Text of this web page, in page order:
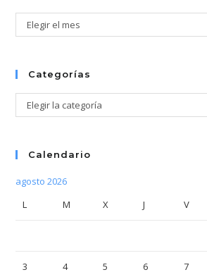
Archivos
Elegir el mes
Categorías
Categorías
Elegir la categoría
Calendario
agosto 2026
L
M X J V
3 4 5 6 7